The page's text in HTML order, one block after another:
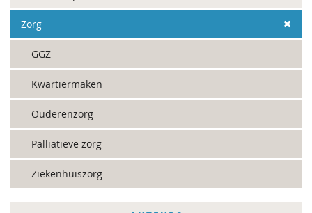
Zorg
GGZ
Kwartiermaken
Ouderenzorg
Palliatieve zorg
Ziekenhuiszorg